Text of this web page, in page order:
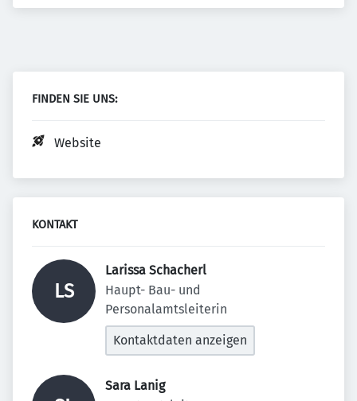
FINDEN SIE UNS:
Website
KONTAKT
LS
Larissa Schacherl
Haupt- Bau- und
Personalamtsleiterin
Kontaktdaten anzeigen
Sara Lanig